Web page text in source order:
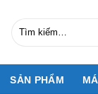
kiếm:
SẢN PHẨM